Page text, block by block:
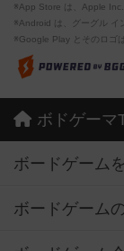
※App Store は、Apple Inc.
※Android は、グーグル イ
※Google Play とそのロゴ
ボドゲーマ
ボードゲーム
ボードゲーム